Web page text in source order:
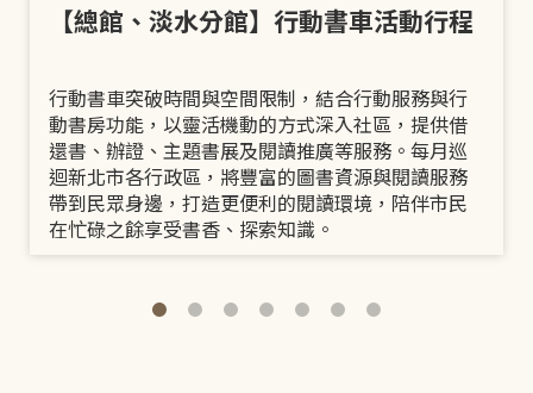
【總館、淡水分館】行動書車活動行程
行動書車突破時間與空間限制，結合行動服務與行
動書房功能，以靈活機動的方式深入社區，提供借
還書、辦證、主題書展及閱讀推廣等服務。每月巡
迴新北市各行政區，將豐富的圖書資源與閱讀服務
帶到民眾身邊，打造更便利的閱讀環境，陪伴市民
在忙碌之餘享受書香、探索知識。